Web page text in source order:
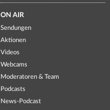
ON AIR
Sendungen
Aktionen
Videos
Webcams
Moderatoren & Team
Podcasts
News-Podcast